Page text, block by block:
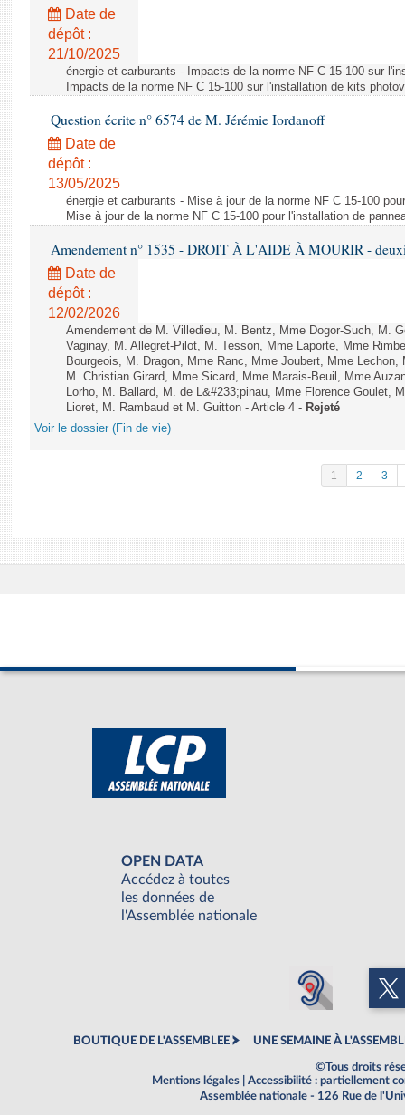
Date de
dépôt :
21/10/2025
énergie et carburants - Impacts de la norme NF C 15-100 sur
Impacts de la norme NF C 15-100 sur l'installation de kits
Question écrite n° 6574 de M. Jérémie Iordanoff
Date de
dépôt :
13/05/2025
énergie et carburants - Mise à jour de la norme NF C 15-100
Mise à jour de la norme NF C 15-100 pour l'installation de
Amendement n° 1535 - DROIT À L'AIDE À MOURIR -
Date de
dépôt :
12/02/2026
Amendement de M. Villedieu, M. Bentz, Mme Dogor-Such, M.
Vaginay, M. Allegret-Pilot, M. Tesson, Mme Laporte, Mme
Bourgeois, M. Dragon, Mme Ranc, Mme Joubert, Mme
M. Christian Girard, Mme Sicard, Mme Marais-Beuil, Mme
Lorho, M. Ballard, M. de L&#233;pinau, Mme Florence Goulet,
Lioret, M. Rambaud et M. Guitton - Article 4 - Rejeté
Voir le dossier (Fin de vie)
1 2 3
OPEN DATA
Accédez à toutes
les données de
l'Assemblée nationale
BOUTIQUE DE L'ASSEMBLEE UNE SEMAINE À
©Tous droits
Mentions légales
Accessibilité : partiellement
Assemblée nationale - 126 Rue de